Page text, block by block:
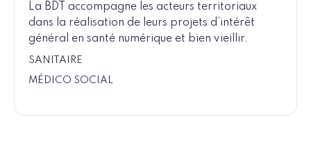
La BDT accompagne les acteurs territoriaux
dans la réalisation de leurs projets d’intérêt
général en santé numérique et bien vieillir.
SANITAIRE
MÉDICO SOCIAL